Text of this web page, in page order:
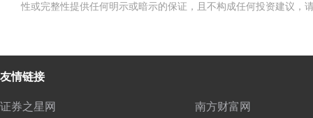
性或完整性提供任何明示或暗示的保证，且不构成任何投资建议，
友情链接
证券之星网
南方财富网